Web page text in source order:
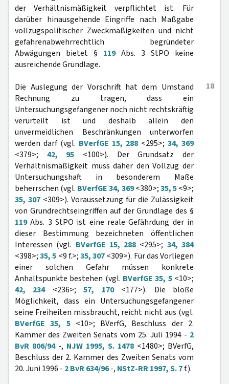
der Verhältnismäßigkeit verpflichtet ist. Für
darüber hinausgehende Eingriffe nach Maßgabe
vollzugspolitischer Zweckmäßigkeiten und nicht
gefahrenabwehrrechtlich begründeter
Abwägungen bietet § 119Abs. 3 StPO keine
ausreichende Grundlage.
18
Die Auslegung der Vorschrift hat dem Umstand
Rechnung zu tragen, dass ein
Untersuchungsgefangener noch nicht rechtskräftig
verurteilt ist und deshalb allein den
unvermeidlichen Beschränkungen unterworfen
werden darf (vgl. BVerfGE 15, 288 <295>; 34, 369
<379>; 42, 95 <100>). Der Grundsatz der
Verhältnismäßigkeit muss daher den Vollzug der
Untersuchungshaft in besonderem Maße
beherrschen (vgl. BVerfGE 34, 369<380>;35, 5<9>;
35, 307 <309>). Voraussetzung für die Zulässigkeit
von Grundrechtseingriffen auf der Grundlage des §
119Abs. 3 StPO ist eine reale Gefährdung der in
dieser Bestimmung bezeichneten öffentlichen
Interessen (vgl. BVerfGE 15, 288 <295>; 34, 384
<398>;35, 5 <9 f.>;35, 307<309>). Für das Vorliegen
einer solchen Gefahr müssen konkrete
Anhaltspunkte bestehen (vgl. BVerfGE 35, 5<10>;
42, 234<236>;57, 170<177>). Die bloße
Möglichkeit, dass ein Untersuchungsgefangener
seine Freiheiten missbraucht, reicht nicht aus (vgl.
BVerfGE 35, 5<10>; BVerfG, Beschluss der 2.
Kammer des Zweiten Senats vom 25. Juli 1994 - 2
BvR 806/94-, NJW 1995, S. 1478 <1480>; BVerfG,
Beschluss der 2. Kammer des Zweiten Senats vom
20. Juni 1996 - 2 BvR 634/96-, NStZ-RR 1997, S. 7f.).